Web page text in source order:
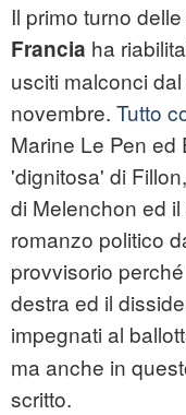
Il primo turno
Francia ha
usciti malconci
novembre. Tutto
Marine Le Pen ed
'dignitosa' di
di Melenchon ed
romanzo politico
provvisorio
destra ed il
impegnati al
ma anche in
scritto.